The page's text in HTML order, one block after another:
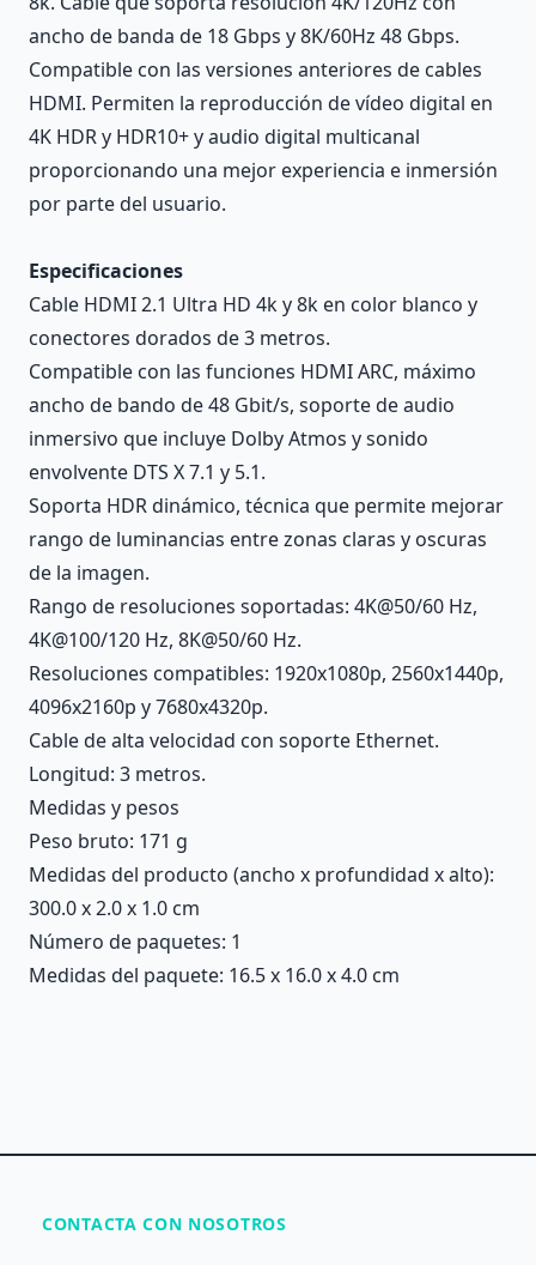
ancho de banda de 18 Gbps y 8K/60Hz 48 Gbps.
Compatible con las versiones anteriores de cables
HDMI. Permiten la reproducción de vídeo digital en
4K HDR y HDR10+ y audio digital multicanal
proporcionando una mejor experiencia e inmersión
por parte del usuario.
Especificaciones
Cable HDMI 2.1 Ultra HD 4k y 8k en color blanco y
conectores dorados de 3 metros.
Compatible con las funciones HDMI ARC, máximo
ancho de bando de 48 Gbit/s, soporte de audio
inmersivo que incluye Dolby Atmos y sonido
envolvente DTS X 7.1 y 5.1.
Soporta HDR dinámico, técnica que permite mejorar
rango de luminancias entre zonas claras y oscuras
de la imagen.
Rango de resoluciones soportadas: 4K@50/60 Hz,
4K@100/120 Hz, 8K@50/60 Hz.
Resoluciones compatibles: 1920x1080p, 2560x1440p,
4096x2160p y 7680x4320p.
Cable de alta velocidad con soporte Ethernet.
Longitud: 3 metros.
Medidas y pesos
Peso bruto: 171 g
Medidas del producto (ancho x profundidad x alto):
300.0 x 2.0 x 1.0 cm
Número de paquetes: 1
Medidas del paquete: 16.5 x 16.0 x 4.0 cm
CONTACTA CON NOSOTROS